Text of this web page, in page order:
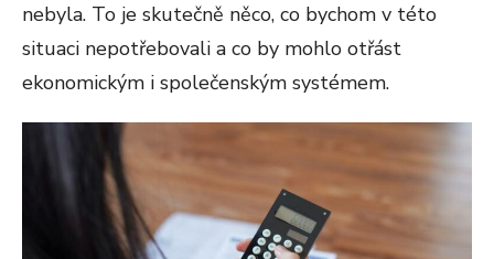
nebyla. To je skutečně něco, co bychom v této
situaci nepotřebovali a co by mohlo otřást
ekonomickým i společenským systémem.